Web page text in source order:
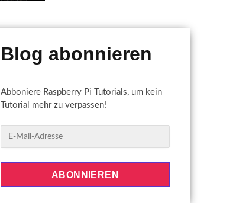
Blog abonnieren
Abboniere Raspberry Pi Tutorials, um kein
Tutorial mehr zu verpassen!
ABONNIEREN